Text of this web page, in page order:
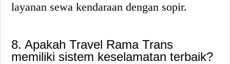
layanan sewa kendaraan dengan sopir.
8. Apakah Travel Rama Trans
memiliki sistem keselamatan terbaik?